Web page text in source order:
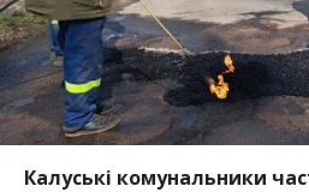
Калуські комунальники